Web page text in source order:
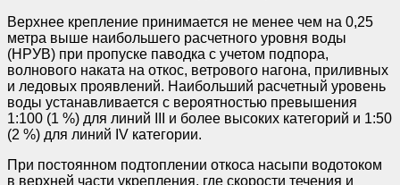
Верхнее крепление принимается не менее чем на 0,25
метра выше наибольшего расчетного уровня воды
(НРУВ) при пропуске паводка с учетом подпора,
волнового наката на откос, ветрового нагона, приливных
и ледовых проявлений. Наибольший расчетный уровень
воды устанавливается с вероятностью превышения
1:100 (1 %) для линий III и более высоких категорий и 1:50
(2 %) для линий IV категории.
При постоянном подтоплении откоса насыпи водотоком
в верхней части укрепления, где скорости течения и